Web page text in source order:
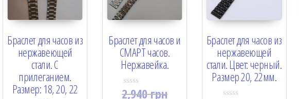
Браслет для часов из
нержавеющей
стали. С
прилеганием.
Размер: 18, 20, 22
Браслет для часов и
СМАРТ часов.
Нержавейка.
R
2,940грн
Браслет для часов из
нержавеющей
стали. Цвет: черный.
Размер 20, 22мм.